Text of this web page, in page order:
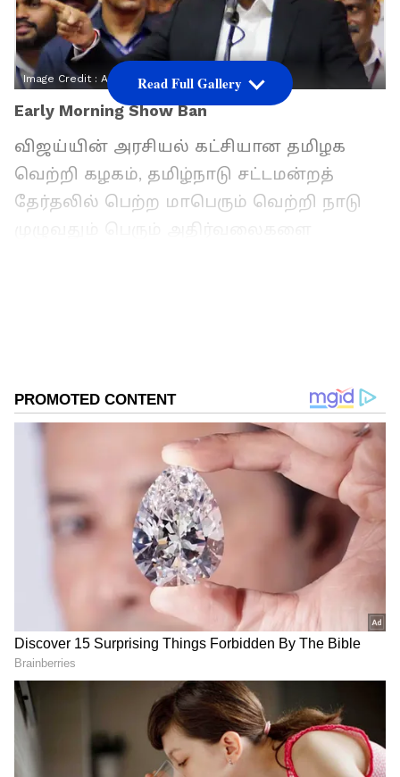
Image Credit : ANI
Early Morning Show Ban
விஜய்யின் அரசியல் கட்சியான தமிழக
வெற்றி கழகம், தமிழ்நாடு சட்டமன்றத்
தேர்தலில் பெற்ற மாபெரும் வெற்றி நாடு
பிறகு மற்ற கட்சிகளின் ஆதரவுடன் ஆட்சி
அமைத்தது. ஞாயிற்றுக்கிழமை அன்று
விஜய் முதலமைச்சராக பதவியேற்றார்.
Add Asianetnews Tamil as a Preferred
Source
Read Full Gallery